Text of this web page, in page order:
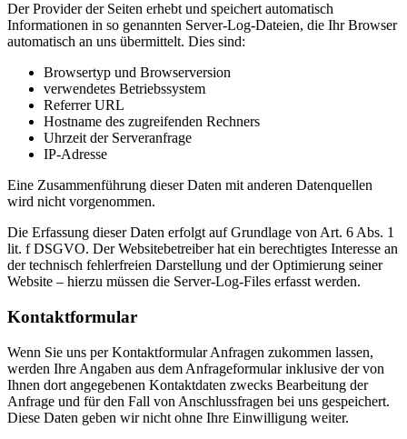
Der Provider der Seiten erhebt und speichert automatisch
Informationen in so genannten Server-Log-Dateien, die Ihr Browser
automatisch an uns übermittelt. Dies sind:
Browsertyp und Browserversion
verwendetes Betriebssystem
Referrer URL
Hostname des zugreifenden Rechners
Uhrzeit der Serveranfrage
IP-Adresse
Eine Zusammenführung dieser Daten mit anderen Datenquellen
wird nicht vorgenommen.
Die Erfassung dieser Daten erfolgt auf Grundlage von Art. 6 Abs. 1
lit. f DSGVO. Der Websitebetreiber hat ein berechtigtes Interesse an
der technisch fehlerfreien Darstellung und der Optimierung seiner
Website – hierzu müssen die Server-Log-Files erfasst werden.
Kontaktformular
Wenn Sie uns per Kontaktformular Anfragen zukommen lassen,
werden Ihre Angaben aus dem Anfrageformular inklusive der von
Ihnen dort angegebenen Kontaktdaten zwecks Bearbeitung der
Anfrage und für den Fall von Anschlussfragen bei uns gespeichert.
Diese Daten geben wir nicht ohne Ihre Einwilligung weiter.